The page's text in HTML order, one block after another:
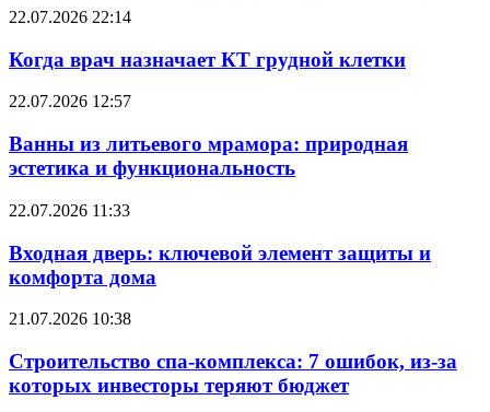
22.07.2026 22:14
Когда врач назначает КТ грудной клетки
22.07.2026 12:57
Ванны из литьевого мрамора: природная
эстетика и функциональность
22.07.2026 11:33
Входная дверь: ключевой элемент защиты и
комфорта дома
21.07.2026 10:38
Строительство спа-комплекса: 7 ошибок, из-за
которых инвесторы теряют бюджет